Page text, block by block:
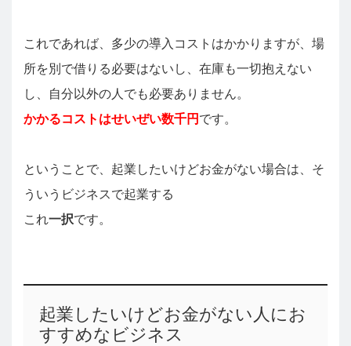
これであれば、多少の導入コストはかかりますが、場
所を別で借りる必要はないし、在庫も一切抱えない
し、自分以外の人でも必要ありません。
かかるコストはせいぜい数千円 です。
ということで、起業したいけどお金がない場合は、そ
ういうビジネスで起業する
これ一択です。
起業したいけどお金がない人にお
すすめなビジネス